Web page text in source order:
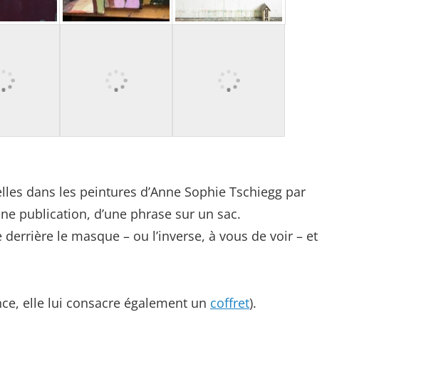
dans les peintures d’Anne Sophie Tschiegg par
publication, d’une phrase sur un sac.
le masque – ou l’inverse, à vous de voir – et
elle lui consacre également un coffret).